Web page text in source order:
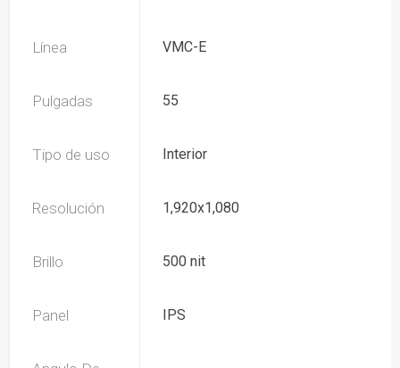
Línea VMC-E
Pulgadas 55
Tipo de uso Interior
Resolución 1,920x1,080
Brillo 500 nit
Panel IPS